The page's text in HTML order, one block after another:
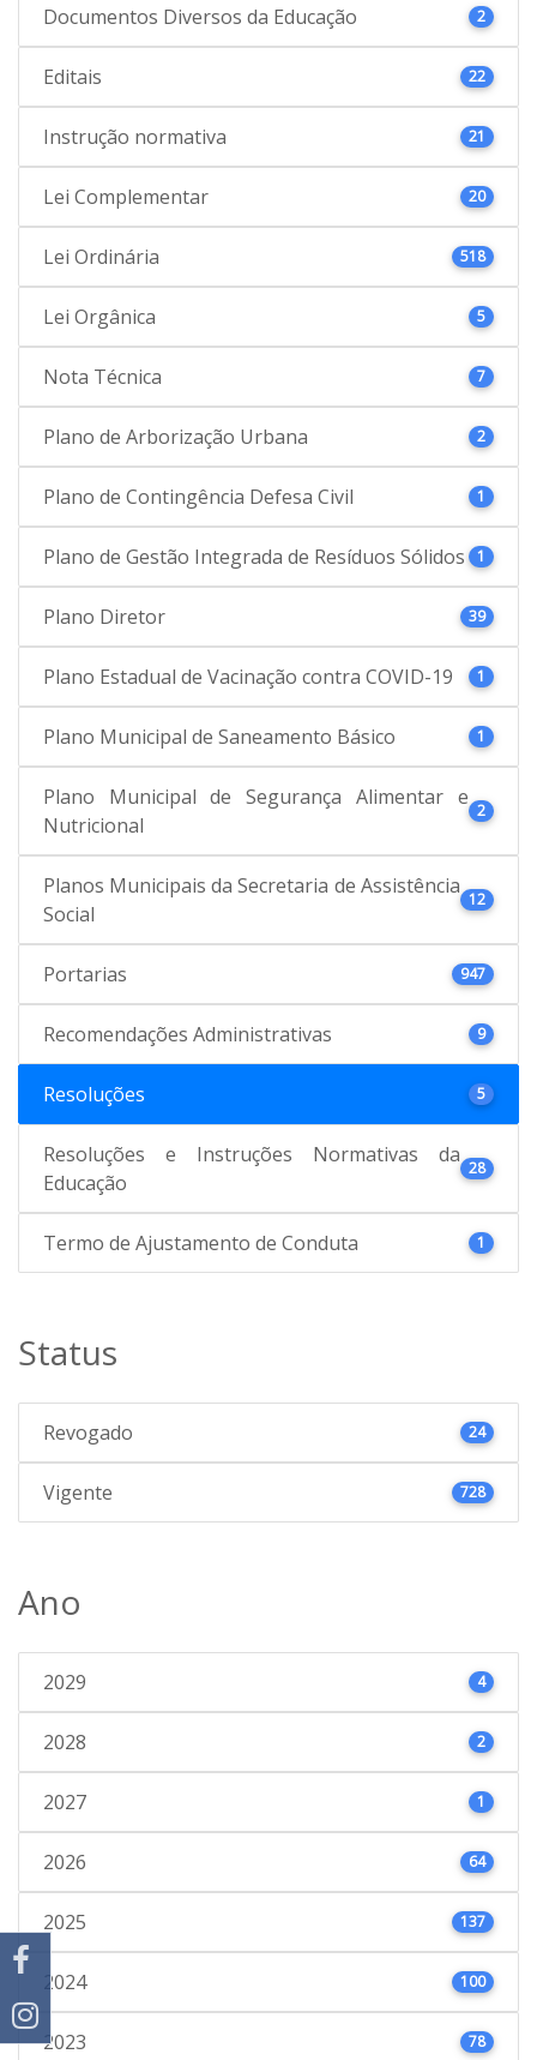
Documentos Diversos da Educação 2
Editais 22
Instrução normativa 21
Lei Complementar 20
Lei Ordinária 518
Lei Orgânica 5
Nota Técnica 7
Plano de Arborização Urbana 2
Plano de Contingência Defesa Civil 1
Plano de Gestão Integrada de Resíduos Sólidos 1
Plano Diretor 39
Plano Estadual de Vacinação contra COVID-19 1
Plano Municipal de Saneamento Básico 1
Plano Municipal de Segurança Alimentar e
Nutricional
2
Planos Municipais da Secretaria de Assistência
Social
12
Portarias 947
Recomendações Administrativas 9
Resoluções 5
Resoluções e Instruções Normativas da
Educação
28
Termo de Ajustamento de Conduta 1
Status
Revogado 24
Vigente 728
Ano
2029 4
2028 2
2027 1
2026 64
2025 137
2024 100
2023 78